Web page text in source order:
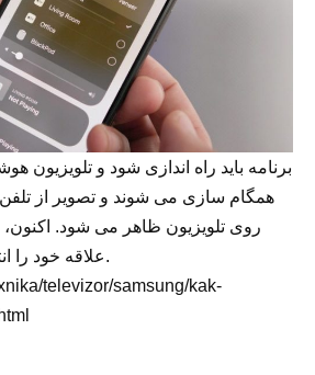
برنامه باید راه اندازی شود و تلویزیون
روی تلویزیون ظاهر می شود. اکنون،
علاقه خود را
televizor/samsung/kak-